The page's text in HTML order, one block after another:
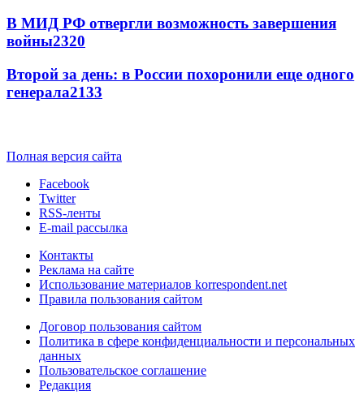
В МИД РФ отвергли возможность завершения
войны2320
Второй за день: в России похоронили еще одного
генерала2133
Полная версия сайта
Facebook
Twitter
RSS-ленты
E-mail рассылка
Контакты
Реклама на сайте
Использование материалов korrespondent.net
Правила пользования сайтом
Договор пользования сайтом
Политика в сфере конфиденциальности и персональных
данных
Пользовательское соглашение
Редакция